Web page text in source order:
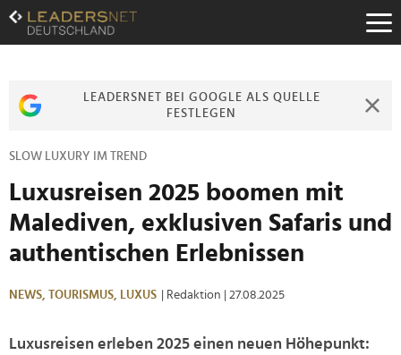
Zum
Inhalt
Zur
Zur
LEADERSNET BEI GOOGLE ALS QUELLE
FESTLEGEN
SLOW LUXURY IM TREND
Luxusreisen 2025 boomen mit
Malediven, exklusiven Safaris und
authentischen Erlebnissen
NEWS, TOURISMUS, LUXUS | Redaktion | 27.08.2025
Luxusreisen erleben 2025 einen neuen Höhepunkt: